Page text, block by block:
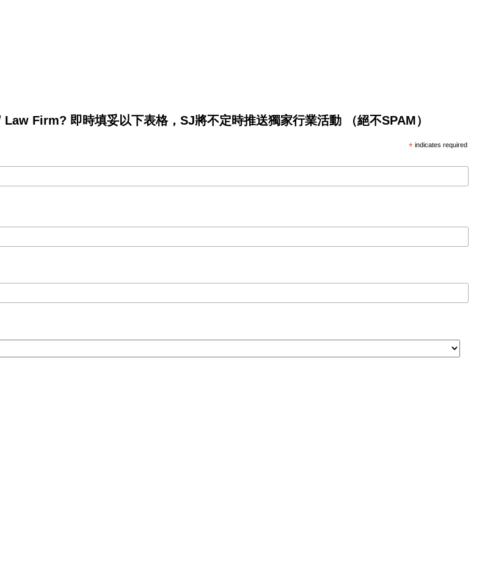
Firm? 即時填妥以下表格，SJ將不定時推送獨家行業活動 （絕不SPAM）
* indicates required